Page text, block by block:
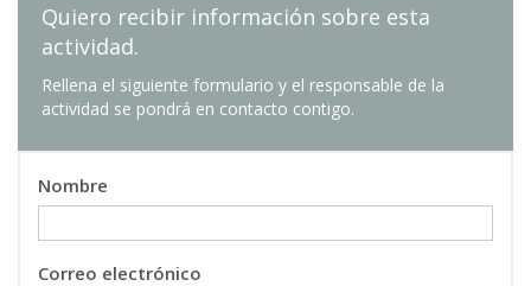
Quiero recibir información sobre esta
actividad.
Rellena el siguiente formulario y el responsable de la
actividad se pondrá en contacto contigo.
Nombre
Correo electrónico